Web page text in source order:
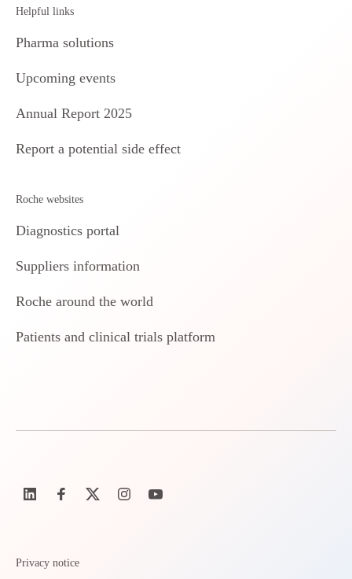
Helpful links
Pharma solutions
Upcoming events
Annual Report 2025
Report a potential side effect
Roche websites
Diagnostics portal
Suppliers information
Roche around the world
Patients and clinical trials platform
Privacy notice